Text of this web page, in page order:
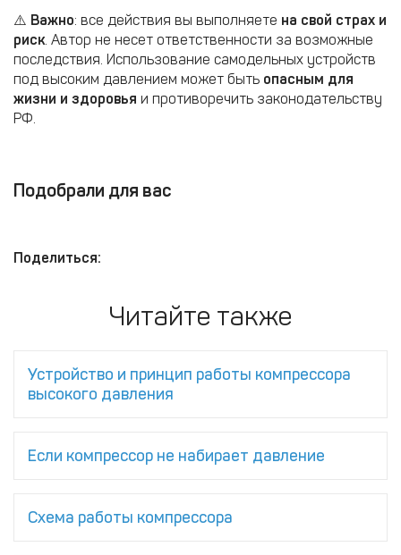
⚠️ Важно: все действия вы выполняете на свой страх и
риск. Автор не несет ответственности за возможные
последствия. Использование самодельных устройств
под высоким давлением может быть опасным для
жизни и здоровья и противоречить законодательству
РФ.
Подобрали для вас
Поделиться:
Читайте также
Устройство и принцип работы компрессора
высокого давления
Если компрессор не набирает давление
Схема работы компрессора